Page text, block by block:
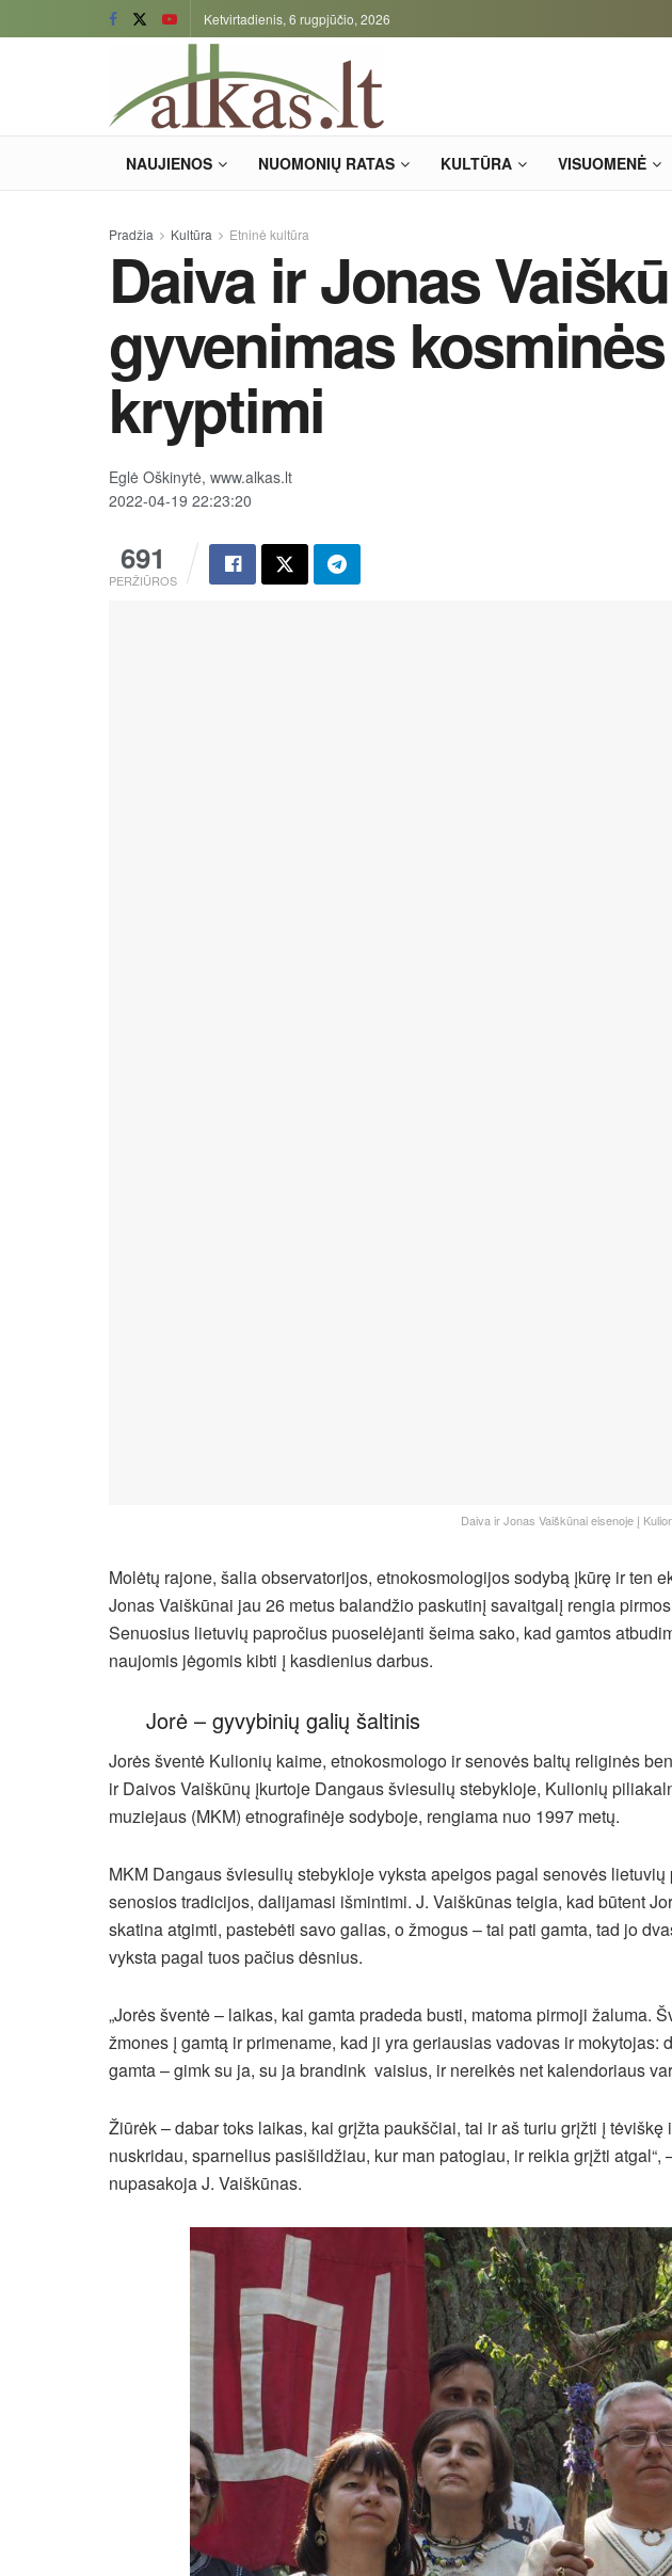
Ketvirtadienis, 6 rugpjūčio, 2026
NAUJIENOS NUOMONIŲ RATAS KULTŪRA VISUOMENĖ
Pradžia Kultūra Etninė kultūra
Daiva ir Jonas
gyvenimas
kryptimi
Eglė Oškinytė, www.alkas.lt
2022-04-19 22:23:20
691
PERŽIŪROS
Daiva ir Jonas Vaiškūnai eisenoje į
Molėtų rajone, šalia observatorijos, etnokosmologijos sodybą įkūrę ir ten
Jonas Vaiškūnai jau 26 metus balandžio paskutinį savaitgalį rengia
Senuosius lietuvių papročius puoselėjanti šeima sako, kad gamtos
naujomis jėgomis kibti į kasdienius darbus.
Jorė – gyvybinių galių šaltinis
Jorės šventė Kulionių kaime, etnokosmologo ir senovės baltų religinės
ir Daivos Vaiškūnų įkurtoje Dangaus šviesulių stebykloje, Kulionių
muziejaus (MKM) etnografinėje sodyboje, rengiama nuo 1997 metų.
MKM Dangaus šviesulių stebykloje vyksta apeigos pagal senovės
senosios tradicijos, dalijamasi išmintimi. J. Vaiškūnas teigia, kad būtent
skatina atgimti, pastebėti savo galias, o žmogus – tai pati gamta, tad jo
vyksta pagal tuos pačius dėsnius.
„Jorės šventė – laikas, kai gamta pradeda busti, matoma pirmoji žaluma.
žmones į gamtą ir primename, kad ji yra geriausias vadovas ir mokytojas:
gamta – gimk su ja, su ja brandink vaisius, ir nereikės net kalendoriaus
Žiūrėk – dabar toks laikas, kai grįžta paukščiai, tai ir aš turiu grįžti į
nuskridau, sparnelius pasišildžiau, kur man patogiau, ir reikia grįžti atgal“,
nupasakoja J. Vaiškūnas.